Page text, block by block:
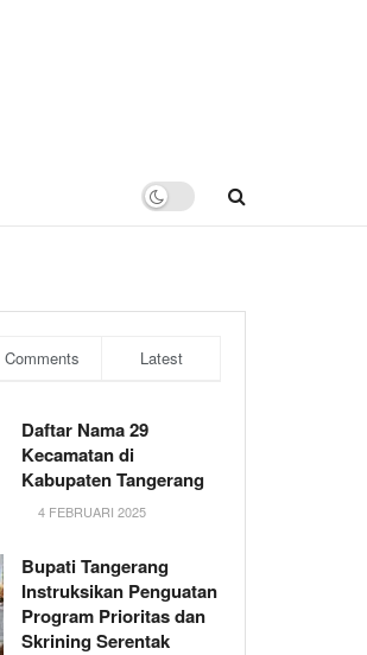
Comments Latest
Daftar Nama 29
Kecamatan di
Kabupaten Tangerang
4 FEBRUARI 2025
Bupati Tangerang
Instruksikan Penguatan
Program Prioritas dan
Skrining Serentak